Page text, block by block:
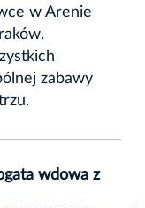
w Arenie
zabawy
wdowa z